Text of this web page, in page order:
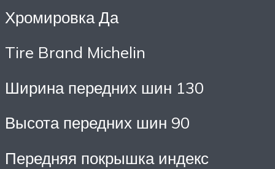
Хромировка Да
Tire Brand Michelin
Ширина передних шин 130
Высота передних шин 90
Передняя покрышка индекс